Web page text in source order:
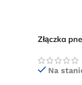
Złączka
Na